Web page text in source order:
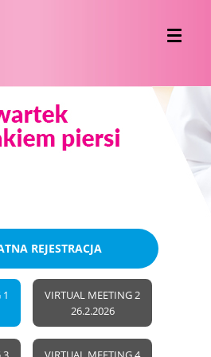
REJESTRACJA
VIRTUAL MEETING 2
26.2.2026